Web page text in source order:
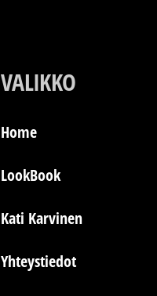
VALIKKO
Home
LookBook
Kati Karvinen
Yhteystiedot